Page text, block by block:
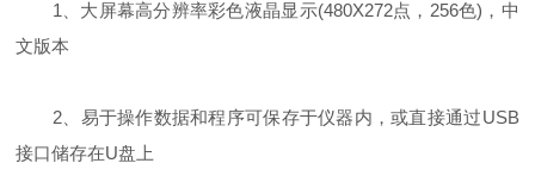
1、大屏幕高分辨率彩色液晶显示(480X272点，256色)，中
文版本
2、易于操作数据和程序可保存于仪器内，或直接通过USB
接口储存在U盘上